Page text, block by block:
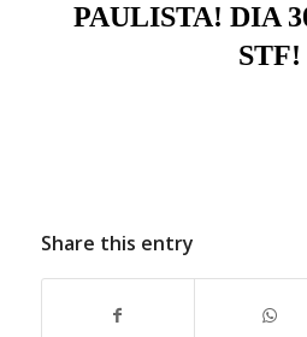
PAULISTA!DIA
STF!
Share this entry